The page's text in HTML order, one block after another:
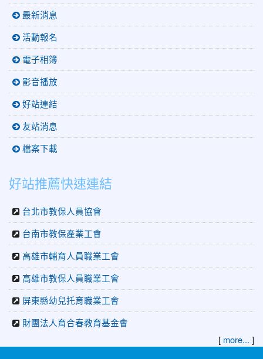
最新消息
活動報名
電子相簿
影音播放
好站連結
友站消息
檔案下載
好站推薦快速連結
台北市教保人員協會
台南市教保產業工會
高雄市輔育人員職業工會
高雄市教保人員職業工會
屏東縣幼兒托育職業工會
財團法人育合春教育基金會
[ more... ]